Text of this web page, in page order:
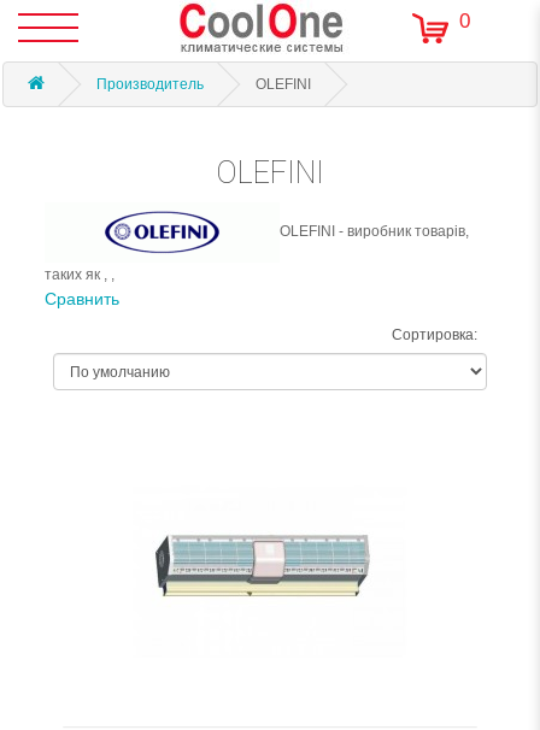
0
Производитель OLEFINI
OLEFINI
OLEFINI - виробник товарів,
таких як , ,
Сравнить
Сортировка: